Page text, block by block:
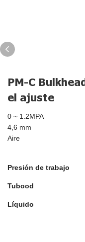
PM-C
el ajuste
0 ~ 1.2MPA
4,6 mm
Aire
Presión de trabajo
Tubood
Líquido